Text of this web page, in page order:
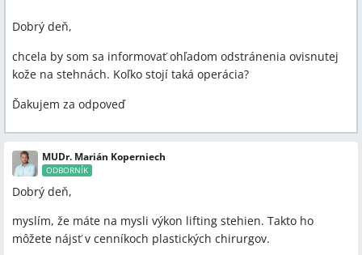
Dobrý deň,
chcela by som sa informovať ohľadom odstránenia ovisnutej
kože na stehnách. Koľko stojí taká operácia?
Ďakujem za odpoveď
MUDr. Marián Koperniech
ODBORNÍK
Dobrý deň,
myslím, že máte na mysli výkon lifting stehien. Takto ho
môžete nájsť v cenníkoch plastických chirurgov.